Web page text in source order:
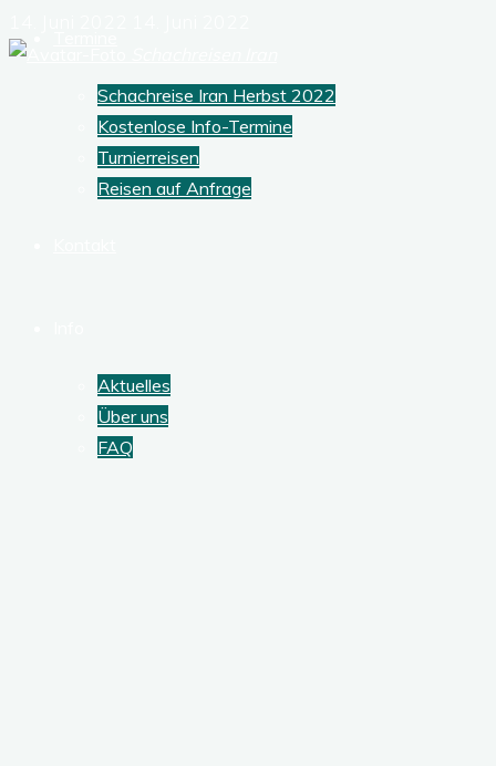
Schachreise Iran Herbst 2022
Kostenlose Info-Termine
Turnierreisen
Reisen auf Anfrage
Aktuelles
Über uns
FAQ